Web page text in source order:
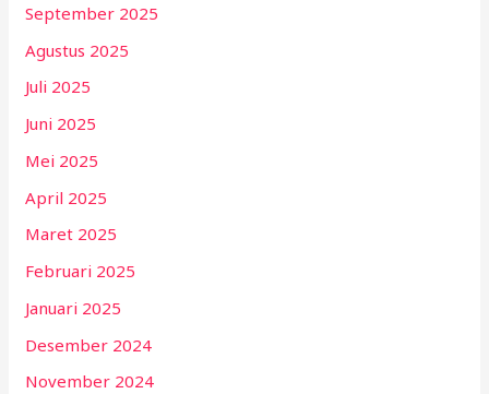
September 2025
Agustus 2025
Juli 2025
Juni 2025
Mei 2025
April 2025
Maret 2025
Februari 2025
Januari 2025
Desember 2024
November 2024